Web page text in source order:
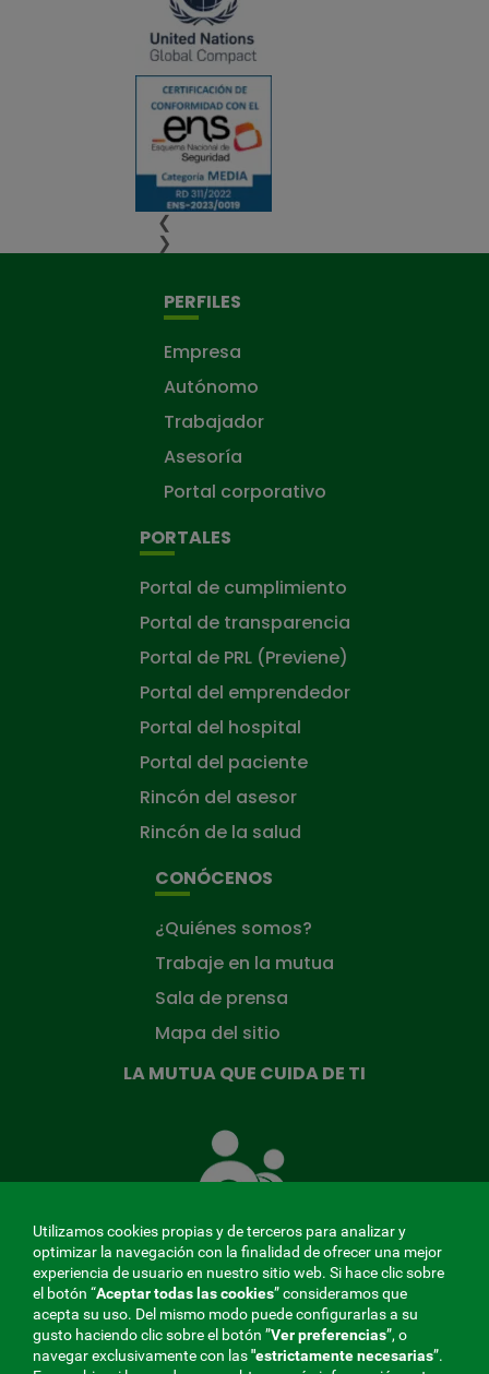
❮
❯
PERFILES
Empresa
Autónomo
Trabajador
Asesoría
Portal corporativo
PORTALES
Portal de cumplimiento
Portal de transparencia
Portal de PRL (Previene)
Portal del emprendedor
Portal del hospital
Portal del paciente
Rincón del asesor
Rincón de la salud
CONÓCENOS
¿Quiénes somos?
Trabaje en la mutua
Sala de prensa
Mapa del sitio
LA MUTUA QUE CUIDA DE TI
Mutua
que
MENÚ
Utilizamos cookies propias y de terceros para analizar y
optimizar la navegación con la finalidad de ofrecer una mejor
experiencia de usuario en nuestro sitio web. Si hace clic sobre
el botón “Aceptar todas las cookies” consideramos que
acepta su uso. Del mismo modo puede configurarlas a su
gusto haciendo clic sobre el botón ”Ver preferencias”, o
navegar exclusivamente con las"estrictamentenecesarias”.